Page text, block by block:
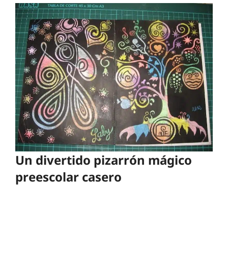
Un divertido pizarrón mágico
preescolar casero